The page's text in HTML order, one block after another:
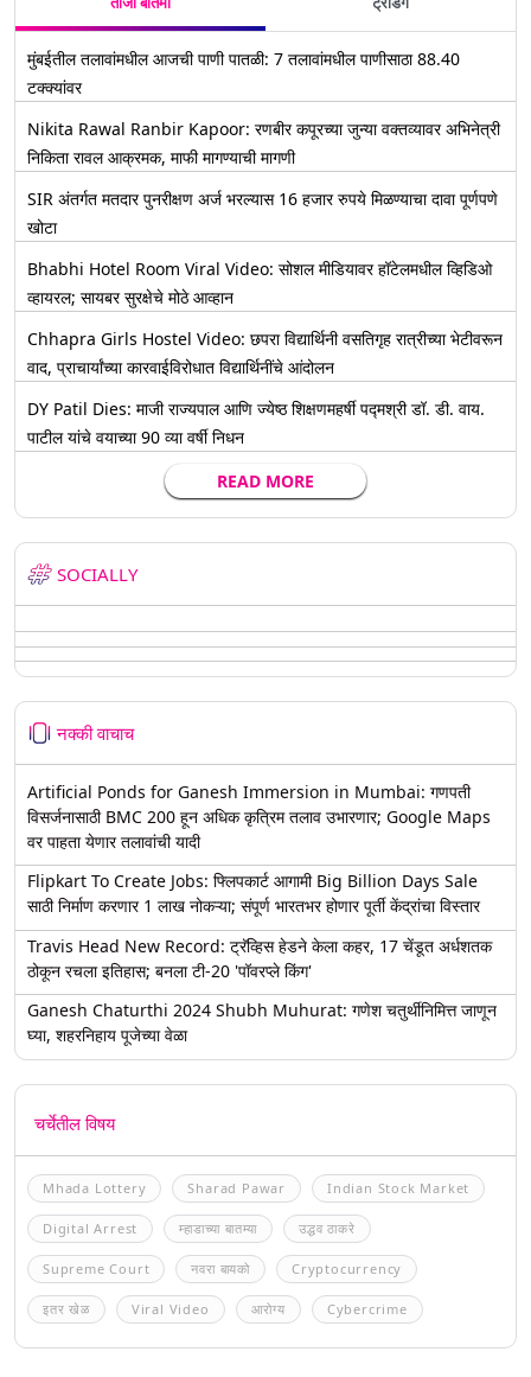
मुंबईतील तलावांमधील आजची पाणी पातळी: 7 तलावांमधील पाणीसाठा 88.40
टक्क्यांवर
Nikita Rawal Ranbir Kapoor: रणबीर कपूरच्या जुन्या वक्तव्यावर अभिनेत्री
निकिता रावल आक्रमक, माफी मागण्याची मागणी
SIR अंतर्गत मतदार पुनरीक्षण अर्ज भरल्यास 16 हजार रुपये मिळण्याचा दावा पूर्णपणे
खोटा
Bhabhi Hotel Room Viral Video: सोशल मीडियावर हॉटेलमधील व्हिडिओ
व्हायरल; सायबर सुरक्षेचे मोठे आव्हान
Chhapra Girls Hostel Video: छपरा विद्यार्थिनी वसतिगृह रात्रीच्या भेटीवरून
वाद, प्राचार्यांच्या कारवाईविरोधात विद्यार्थिनींचे आंदोलन
DY Patil Dies: माजी राज्यपाल आणि ज्येष्ठ शिक्षणमहर्षी पद्मश्री डॉ. डी. वाय.
पाटील यांचे वयाच्या 90 व्या वर्षी निधन
READ MORE
SOCIALLY
नक्की वाचाच
Artificial Ponds for Ganesh Immersion in Mumbai: गणपती
विसर्जनासाठी BMC 200 हून अधिक कृत्रिम तलाव उभारणार; Google Maps
वर पाहता येणार तलावांची यादी
Flipkart To Create Jobs: फ्लिपकार्ट आगामी Big Billion Days Sale
साठी निर्माण करणार 1 लाख नोकऱ्या; संपूर्ण भारतभर होणार पूर्ती केंद्रांचा विस्तार
Travis Head New Record: ट्रॅव्हिस हेडने केला कहर, 17 चेंडूत अर्धशतक
ठोकून रचला इतिहास; बनला टी-20 'पॉवरप्ले किंग'
Ganesh Chaturthi 2024 Shubh Muhurat: गणेश चतुर्थीनिमित्त जाणून
घ्या, शहरनिहाय पूजेच्या वेळा
चर्चेतील विषय
Mhada Lottery Sharad Pawar Indian Stock Market
Digital Arrest म्हाडाच्या बातम्या उद्धव ठाकरे
Supreme Court नवरा बायको Cryptocurrency
इतर खेळ Viral Video आरोग्य Cybercrime